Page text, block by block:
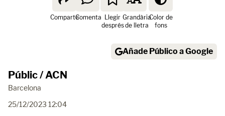
ComparteComenta Llegir
després
Grandària
de lletra
Color de
fons
Añade Público a Google
Públic / ACN
Barcelona
25/12/2023 12:04